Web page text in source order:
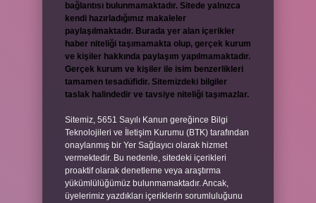
bağlantısı bulunmamaktadır. Sitede yalnızca
kendi hazırladığımız makaleler
paylaşılmaktadır. Burada yer alan içerikler
haber niteliği taşımamakta olup, gerçek kurum
ve kişiler hakkında paylaşım yapılmamaktadır.
Gerçek kurum ve kişiler ile isim benzerlikleri
tamamen tesadüfidir. Sitemizdeki bilgiler
taslak halindedir ve tavsiye niteliği taşımazlar.
Sitemiz, 5651 Sayılı Kanun gereğince Bilgi
Teknolojileri ve İletişim Kurumu (BTK) tarafından
onaylanmış bir Yer Sağlayıcı olarak hizmet
vermektedir. Bu nedenle, sitedeki içerikleri
proaktif olarak denetleme veya araştırma
yükümlülüğümüz bulunmamaktadır. Ancak,
üyelerimiz yazdıkları içeriklerin sorumluluğunu